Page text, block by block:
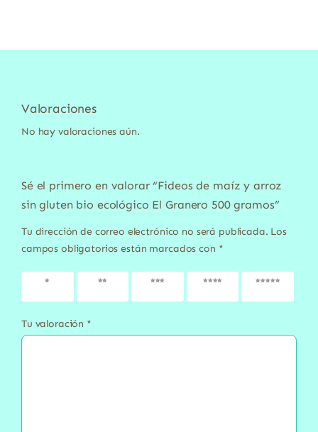
Valoraciones
No hay valoraciones aún.
Sé el primero en valorar “Fideos de maíz y arroz
sin gluten bio ecológico El Granero 500 gramos”
Tu dirección de correo electrónico no será publicada. Los
campos obligatorios están marcados con *
1 de 5
2 de 5
3 de 5
4 de 5
5 de 5
Tu valoración *